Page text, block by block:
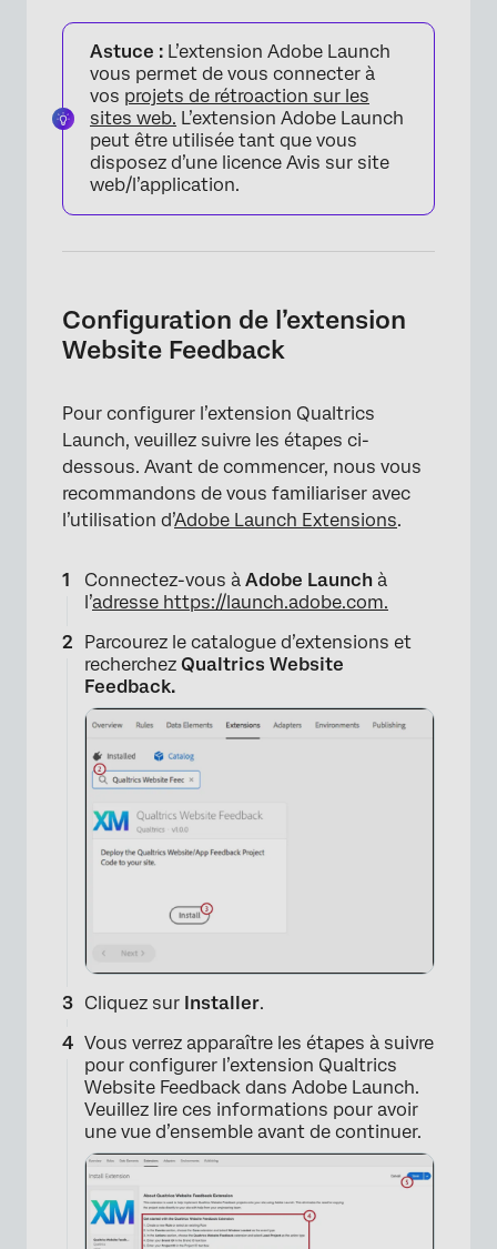
Astuce : L’extension Adobe Launch
vous permet de vous connecter à
vos projets de rétroaction sur les
sites web. L’extension Adobe Launch
peut être utilisée tant que vous
disposez d’une licence Avis sur site
web/l’application.
Configuration de l’extension
Website Feedback
Pour configurer l’extension Qualtrics
Launch, veuillez suivre les étapes ci-
dessous. Avant de commencer, nous vous
recommandons de vous familiariser avec
l’utilisation d’Adobe Launch Extensions.
Connectez-vous à Adobe Launch à
l’adresse https://launch.adobe.com.
Parcourez le catalogue d’extensions et
recherchez Qualtrics Website
Feedback.
Cliquez sur Installer.
Vous verrez apparaître les étapes à suivre
pour configurer l’extension Qualtrics
Website Feedback dans Adobe Launch.
Veuillez lire ces informations pour avoir
une vue d’ensemble avant de continuer.